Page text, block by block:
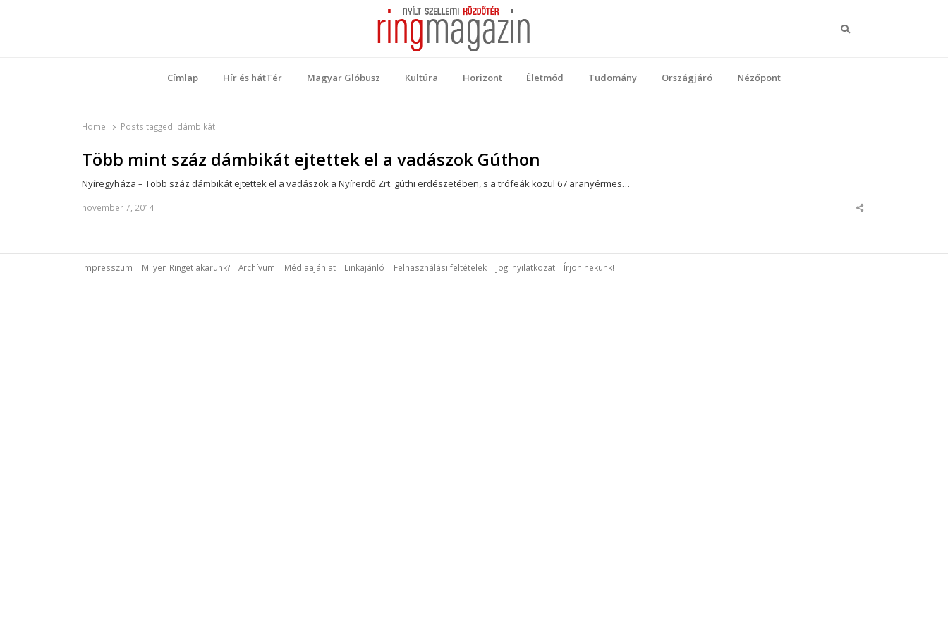
Címlap Hír és hátTér Magyar Glóbusz Kultúra Horizont Életmód Tudomány Országjáró Nézőpont
Home Posts tagged: dámbikát
Több mint száz dámbikát ejtettek el a vadászok Gúthon
Nyíregyháza – Több száz dámbikát ejtettek el a vadászok a Nyírerdő Zrt. gúthi erdészetében, s a trófeák közül 67 aranyérmes…
november 7, 2014
Share
Impresszum Milyen Ringet akarunk? Archívum Médiaajánlat Linkajánló Felhasználási feltételek Jogi nyilatkozat Írjon nekünk!